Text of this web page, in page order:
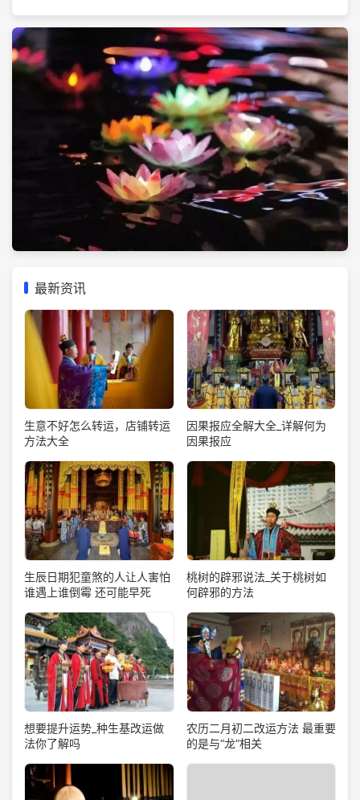
最新资讯
生意不好怎么转运，店铺转运
方法大全
因果报应全解大全_详解何为
因果报应
生辰日期犯童煞的人让人害怕
谁遇上谁倒霉 还可能早死
桃树的辟邪说法_关于桃树如
何辟邪的方法
想要提升运势_种生基改运做
法你了解吗
农历二月初二改运方法 最重要
的是与“龙”相关